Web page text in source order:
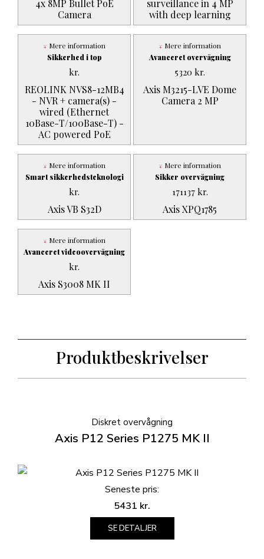
4x 8MP Bullet PoE
Camera
surveillance in 4 MP
with deep learning
Sikkerhed i top
REOLINK NVS8-12MB4
- NVR + camera(s) -
wired (Ethernet
10Base-T/100Base-T) -
AC powered PoE
kr.
Mere information
Avanceret overvågning
Axis M3215-LVE Dome
Camera 2 MP
5320 kr.
Mere information
Smart sikkerhedsteknologi
Axis VB S32D
kr.
Mere information
Sikker overvågning
Axis XPQ1785
171137 kr.
Mere information
Avanceret videoovervågning
Axis S3008 MK II
kr.
Mere information
Produktbeskrivelser
Diskret overvågning
Axis P12 Series P1275 MK II
Seneste pris:
5431 kr.
SE DETALJER